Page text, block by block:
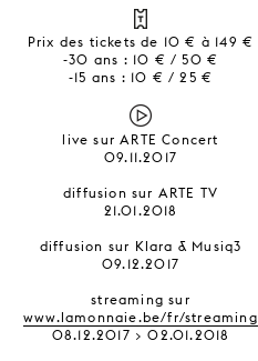
Prix des tickets de 10 € à 149 €
-30 ans : 10 € / 50 €
-15 ans : 10 € / 25 €
live sur ARTE Concert
09.11.2017
diffusion sur ARTE TV
21.01.2018
diffusion sur Klara & Musiq3
09.12.2017
streaming sur
www.lamonnaie.be/fr/streaming
08.12.2017 > 02.01.2018